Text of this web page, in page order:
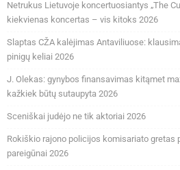
Netrukus Lietuvoje koncertuosiantys „The
kiekvienas koncertas – vis kitoks 2026
Slaptas CŽA kalėjimas Antaviliuose:
pinigų keliai 2026
J. Olekas: gynybos finansavimas kitąmet
kažkiek būtų sutaupyta 2026
Sceniškai judėjo ne tik aktoriai 2026
Rokiškio rajono policijos komisariato gretas
pareigūnai 2026